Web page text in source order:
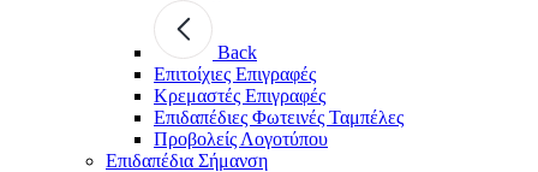
Back
Επιτοίχιες Επιγραφές
Κρεμαστές Επιγραφές
Επιδαπέδιες Φωτεινές Ταμπέλες
Προβολείς Λογοτύπου
Επιδαπέδια Σήμανση